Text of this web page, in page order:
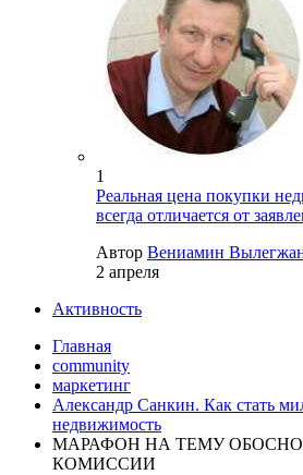
1
Реальная цена покупки
всегда отличается от
Автор Вениамин
2 апреля
Активность
Главная
community
маркетинг
Александр Санкин. Как стать
недвижимость
МАРАФОН НА ТЕМУ
КОМИССИИ